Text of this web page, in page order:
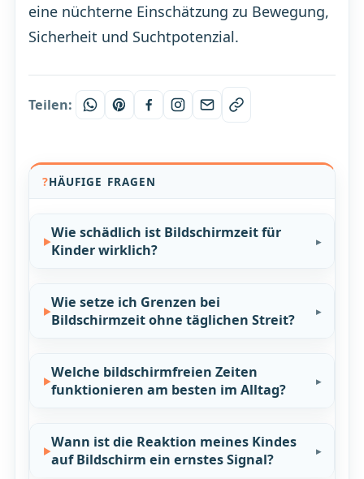
eine nüchterne Einschätzung zu Bewegung,
Sicherheit und Suchtpotenzial.
Teilen:
HÄUFIGE FRAGEN
Wie schädlich ist Bildschirmzeit für
Kinder wirklich?
Wie setze ich Grenzen bei
Bildschirmzeit ohne täglichen Streit?
Welche bildschirmfreien Zeiten
funktionieren am besten im Alltag?
Wann ist die Reaktion meines Kindes
auf Bildschirm ein ernstes Signal?